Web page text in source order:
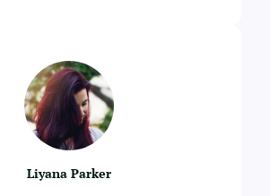
Liyana Parker